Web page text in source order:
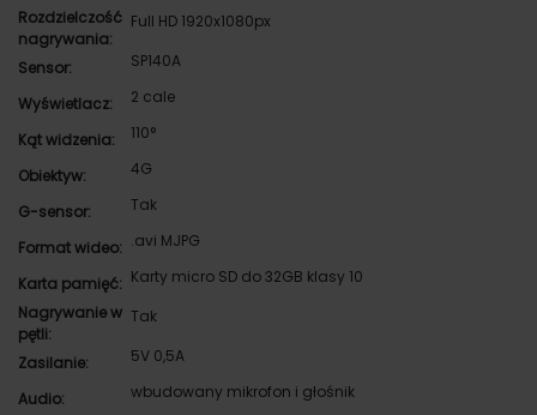
Rozdzielczość
nagrywania:
Full HD 1920x1080px
Sensor: SP140A
Wyświetlacz: 2 cale
Kąt widzenia: 110°
Obiektyw: 4G
G-sensor: Tak
Format wideo: .avi MJPG
Karta pamięć: Karty micro SD do 32GB klasy 10
Nagrywanie w
pętli:
Tak
Zasilanie: 5V 0,5A
Audio: wbudowany mikrofon i głośnik